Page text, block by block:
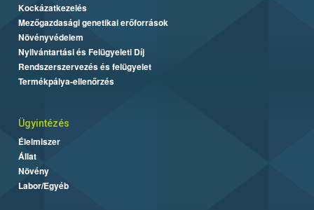
Kockázatkezelés
Mezőgazdasági genetikai erőforrások
Növényvédelem
Nyilvántartási és Felügyeleti Díj
Rendszerszervezés és felügyelet
Termékpálya-ellenőrzés
Ügyintézés
Élelmiszer
Állat
Növény
Labor/Egyéb